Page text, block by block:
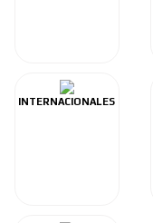
INTERNACIONALES